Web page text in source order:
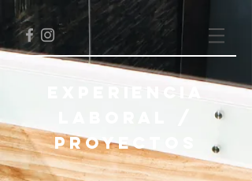
Proyectos